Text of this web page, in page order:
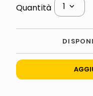
Quantità 1